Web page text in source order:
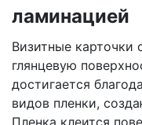
ламинацией
Визитные карточки
глянцевую
достигается
видов пленки,
Пленка клеится